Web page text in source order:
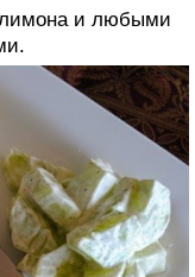
лимона и любыми